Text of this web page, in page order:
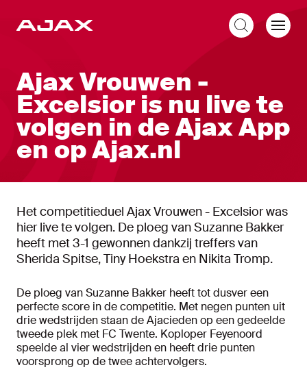
Ajax Vrouwen -
Excelsior is nu live te
volgen in de Ajax App
en op Ajax.nl
Het competitieduel Ajax Vrouwen - Excelsior was
hier live te volgen. De ploeg van Suzanne Bakker
heeft met 3-1 gewonnen dankzij treffers van
Sherida Spitse, Tiny Hoekstra en Nikita Tromp.
De ploeg van Suzanne Bakker heeft tot dusver een
perfecte score in de competitie. Met negen punten uit
drie wedstrijden staan de Ajacieden op een gedeelde
tweede plek met FC Twente. Koploper Feyenoord
speelde al vier wedstrijden en heeft drie punten
voorsprong op de twee achtervolgers.